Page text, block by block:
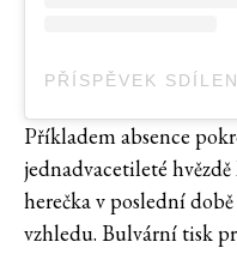
Příkladem absence
jednadvacetileté
herečka v poslední
vzhledu. Bulvární tisk